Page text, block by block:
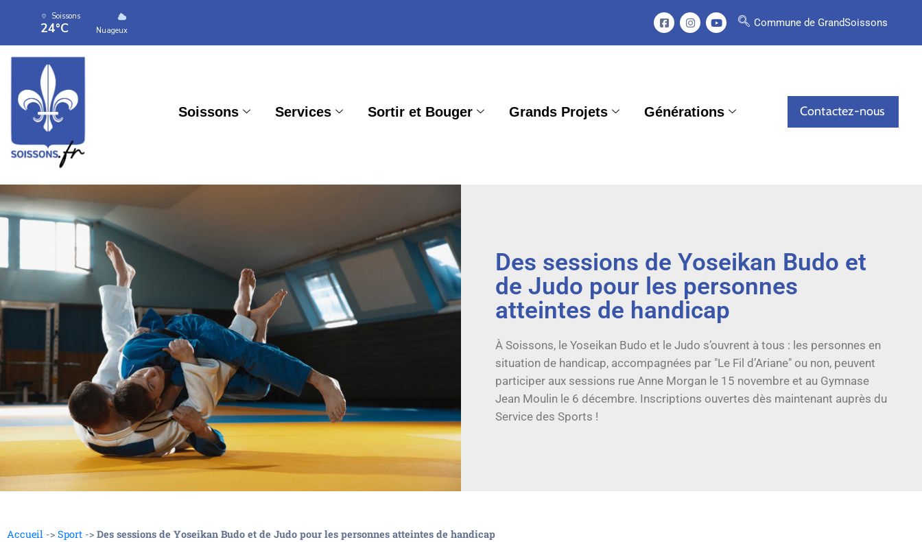
Soissons
24°C Nuageux
Commune de GrandSoissons
Soissons Services Sortir et Bouger Grands Projets Générations Contactez-nous
Des sessions de Yoseikan Budo et
de Judo pour les personnes
atteintes de handicap
À Soissons, le Yoseikan Budo et le Judo s’ouvrent à tous : les personnes en
situation de handicap, accompagnées par "Le Fil d’Ariane" ou non, peuvent
participer aux sessions rue Anne Morgan le 15 novembre et au Gymnase
Jean Moulin le 6 décembre. Inscriptions ouvertes dès maintenant auprès du
Service des Sports !
Accueil -> Sport -> Des sessions de Yoseikan Budo et de Judo pour les personnes atteintes de handicap